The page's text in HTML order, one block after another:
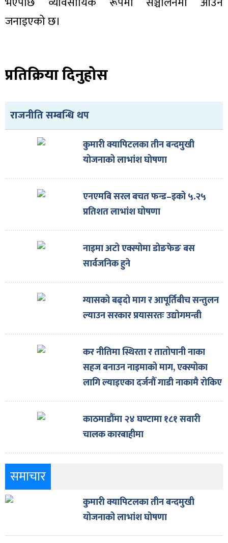
जनाइएको छ।
प्रतिक्रिया दिनुहोस
राजनीति सम्बन्धि थप
कुमारी क्यापिटलका तीन बन्दमुखी
योजनाको लाभांश घोषणा
एनएमबि सरल बचत फन्ड–इको ५.२५
प्रतिशत लाभांश घोषणा
नाइमा अटो एक्स्पोमा डोङफेङ बस
सार्वजनिक हुने
ग्यासको बढ्दो माग र आपूर्तिबीच सन्तुलन
ल्याउन सरकार प्रयासरतः उद्योगमन्त्री
कर नीतिमा स्थिरता र तातोपानी नाका
सहज बनाउन नाइमाको माग, एक्स्पोका
लागि ल्याइएका दर्जनौँ गाडी नाकामै रोकिए
काठमाडौँमा २४ घण्टामा १८१ सवारी
चालक कारबाहीमा
समाचार
कुमारी क्यापिटलका तीन बन्दमुखी
योजनाको लाभांश घोषणा